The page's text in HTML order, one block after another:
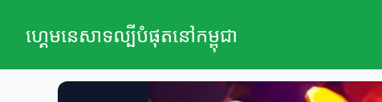
ហ្គេមនេសាទល្បីបំផុតនៅកម្ពុជា